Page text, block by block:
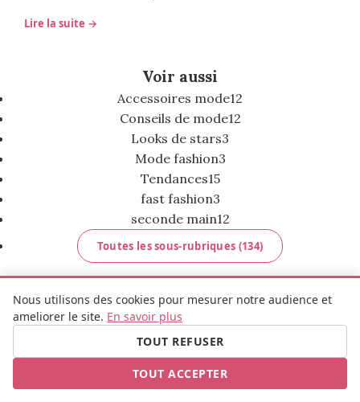
Lire la suite →
Voir aussi
Accessoires mode12
Conseils de mode12
Looks de stars3
Mode fashion3
Tendances15
fast fashion3
seconde main12
Toutes les sous-rubriques (134)
MADEMOISELLE BULLE
Nous utilisons des cookies pour mesurer notre audience et
ameliorer le site. En savoir plus
TOUT REFUSER
TOUT ACCEPTER